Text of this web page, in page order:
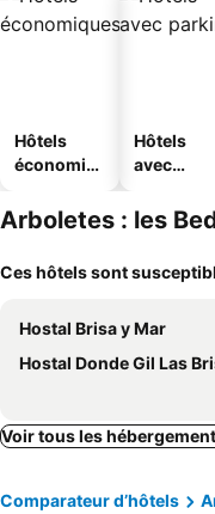
Hôtels
économiq
Hôtels
avec
Arboletes : les
Ces hôtels sont
Hostal Brisa y Mar
Hostal Donde Gil Las
Voir tous les
Comparateur d’hôtels